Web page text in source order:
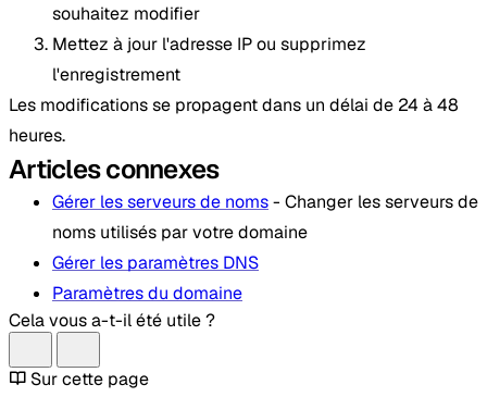
souhaitez modifier
Mettez à jour l'adresse IP ou supprimez
l'enregistrement
Les modifications se propagent dans un délai de 24 à 48
heures.
Articles connexes
Gérer les serveurs de noms- Changer les serveurs de
noms utilisés par votre domaine
Gérer les paramètres DNS
Paramètres du domaine
Cela vous a-t-il été utile ?
Sur cette page